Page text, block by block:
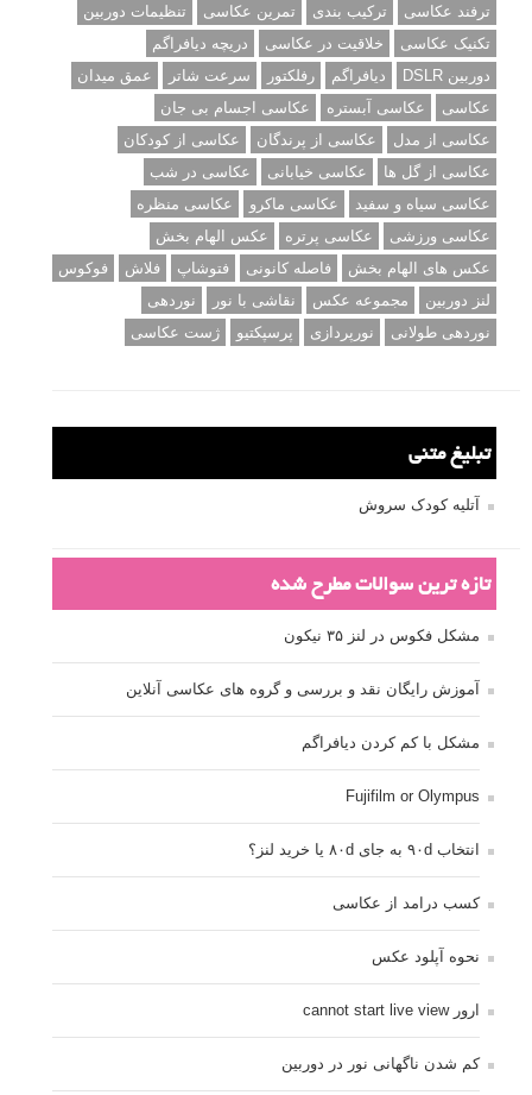
ترفند عکاسی
ترکیب بندی تمرین عکاسی
تنظیمات دوربین
تکنیک عکاسی
خلاقیت در عکاسی
دریچه دیافراگم
دوربین DSLR
دیافراگم رفلکتور سرعت شاتر
عمق میدان
عکاسی
عکاسی آبستره
عکاسی اجسام بی جان
عکاسی از مدل
عکاسی از پرندگان
عکاسی از کودکان
عکاسی از گل ها
عکاسی خیابانی
عکاسی در شب
عکاسی سیاه و سفید
عکاسی ماکرو
عکاسی منظره
عکاسی ورزشی
عکاسی پرتره
عکس الهام بخش
عکس های الهام بخش
فاصله کانونی فتوشاپ فلاش
فوکوس
لنز دوربین
مجموعه عکس نقاشی با نور
نوردهی
نوردهی طولانی
نورپردازی پرسپکتیو ژست عکاسی
تبلیغ متنی
آتلیه کودک سروش
تازه ترین سوالات مطرح شده
مشکل فکوس در لنز ۳۵ نیکون
آموزش رایگان نقد و بررسی و گروه های عکاسی آنلاین
مشکل با کم کردن دیافراگم
Fujifilm or Olympus
انتخاب ۹۰d به جای ۸۰d یا خرید لنز؟
کسب درامد از عکاسی
نحوه آپلود عکس
ارور cannot start live view
کم شدن ناگهانی نور در دوربین